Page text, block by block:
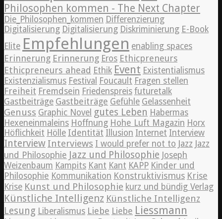
Philosophen kommen - The Next Chapter
Die_Philosophen_kommen Differenzierung
Digitalisierung Digitalisierung Diskriminierung E-Book
Elite Empfehlungen enabling spaces
Erinnerung Erinnerung Eros Ethicpreneurs
Ethicpreneurs ahead Ethik Event Existentialismus
Existenzialismus Festival Foucault Fragen stellen
Freiheit Fremdsein Friedenspreis futuretalk
Gastbeiträge Gastbeiträge Gefühle Gelassenheit
Genuss Graphic Novel gutes Leben Habermas
Hexeneinmaleins Hoffnung Hohe Luft Magazin Horx
Höflichkeit Hölle Identität Illusion Internet Interview
Interview Interviews I would prefer not to Jazz Jazz
und Philosophie Jazz und Philosophie Joseph
Weizenbaum Kampits Kant Kant KAPP Kinder und
Philosophie Kommunikation Konstruktivismus Krise
Krise Kunst und Philosophie kurz und bündig Verlag
Künstliche Intelligenz Künstliche Intelligenz
Lesung Liberalismus Liebe Liebe Liessmann